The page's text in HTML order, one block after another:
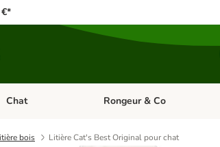
Dérouler les catégories: Chien
Chat Dérouler les catégories: Chat
Rongeur & Co
bois Litière Cat's Best Original pour chat